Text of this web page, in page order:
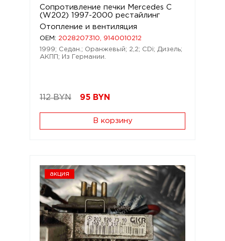
Сопротивление печки Mercedes C
(W202) 1997-2000 рестайлинг
Отопление и вентиляция
OEM: 2028207310, 9140010212
1999; Седан.; Оранжевый; 2,2; CDi; Дизель;
АКПП; Из Германии.
112 BYN 95 BYN
В корзину
акция